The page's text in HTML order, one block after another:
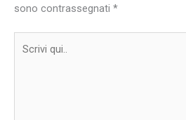
sono contrassegnati *
qui..